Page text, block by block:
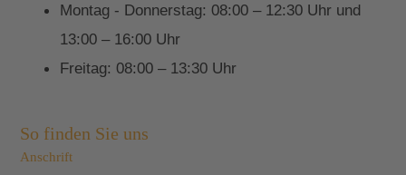
Montag - Donnerstag: 08:00 – 12:30 Uhr und
13:00 – 16:00 Uhr
Freitag: 08:00 – 13:30 Uhr
So finden Sie uns
Anschrift